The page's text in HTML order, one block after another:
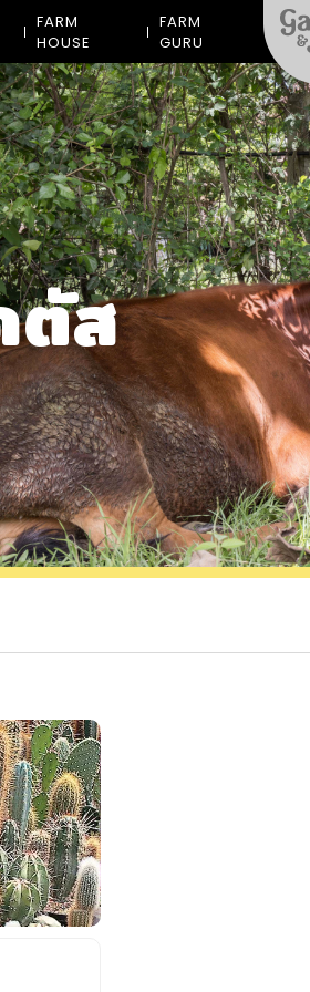
FARM
HOUSE
FARM
GURU
ตัส